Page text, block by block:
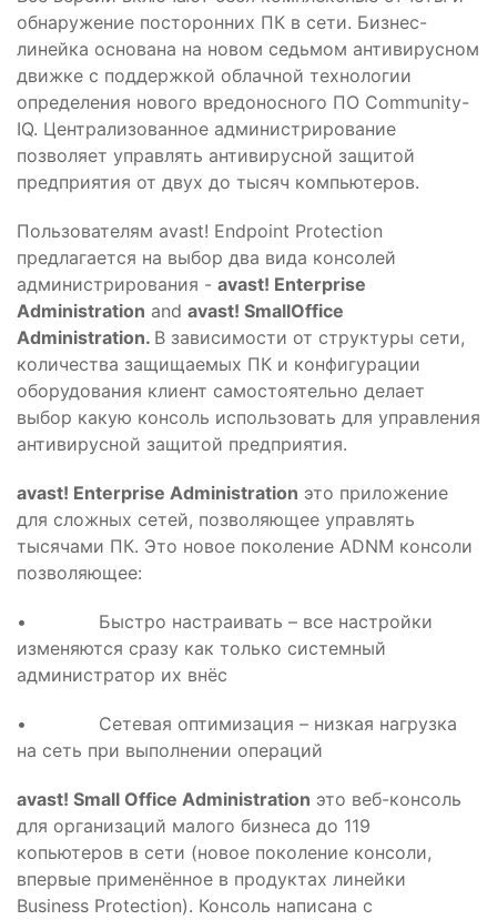
обнаружение посторонних ПК в сети. Бизнес-
линейка основана на новом седьмом антивирусном
движке с поддержкой облачной технологии
определения нового вредоносного ПО Community-
IQ. Централизованное администрирование
позволяет управлять антивирусной защитой
предприятия от двух до тысяч компьютеров.
Пользователям avast! Endpoint Protection
предлагается на выбор два вида консолей
администрирования - avast! Enterprise
Administration and avast! SmallOffice
Administration. В зависимости от структуры сети,
количества защищаемых ПК и конфигурации
оборудования клиент самостоятельно делает
выбор какую консоль использовать для управления
антивирусной защитой предприятия.
avast! Enterprise Administration это приложение
для сложных сетей, позволяющее управлять
тысячами ПК. Это новое поколение ADNM консоли
позволяющее:
• Быстро настраивать – все настройки
изменяются сразу как только системный
администратор их внёс
• Сетевая оптимизация – низкая нагрузка
на сеть при выполнении операций
avast! Small Office Administration это веб-консоль
для организаций малого бизнеса до 119
копьютеров в сети (новое поколение консоли,
впервые применённое в продуктах линейки
Business Protection). Консоль написана с